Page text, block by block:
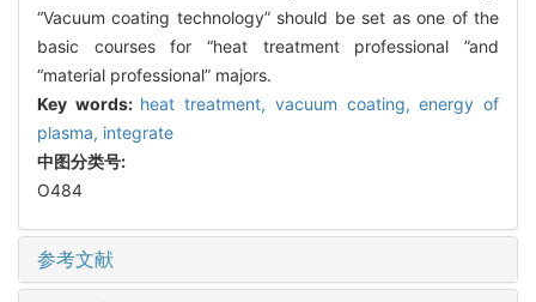
“Vacuum coating technology” should be set as one of the
basic courses for “heat treatment professional ”and
“material professional” majors.
Key words: heat treatment, vacuum coating,energy of
plasma, integrate
中图分类号:
O484
参考文献